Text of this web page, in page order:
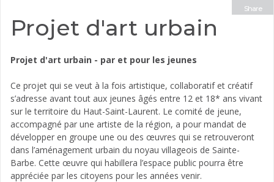
Share
Projet d'art urbain
Projet d'art urbain - par et pour les jeunes
Ce projet qui se veut à la fois artistique, collaboratif et créatif
s’adresse avant tout aux jeunes âgés entre 12 et 18* ans vivant
sur le territoire du Haut-Saint-Laurent. Le comité de jeune,
accompagné par une artiste de la région, a pour mandat de
développer en groupe une ou des œuvres qui se retrouveront
dans l’aménagement urbain du noyau villageois de Sainte-
Barbe. Cette œuvre qui habillera l’espace public pourra être
appréciée par les citoyens pour les années venir.